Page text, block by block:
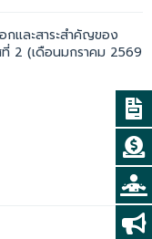
กและสาระสำคัญของ
2 (เดือนมกราคม 2569